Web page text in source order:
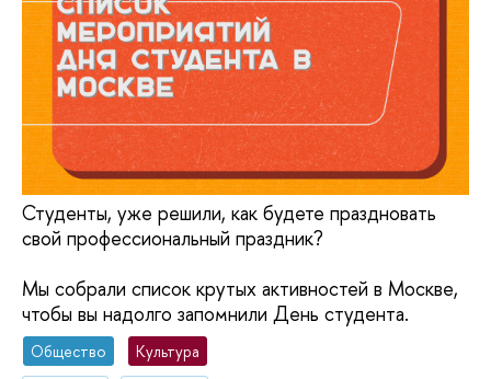
Студенты, уже решили, как будете праздновать
свой профессиональный праздник?
Мы собрали список крутых активностей в Москве,
чтобы вы надолго запомнили День студента.
Общество
Культура